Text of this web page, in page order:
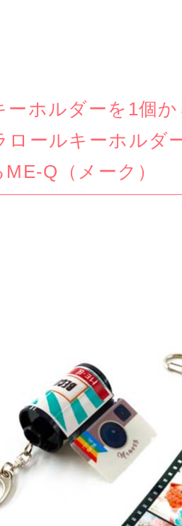
ーホルダーを1個
ロールキーホルダ
Q（メーク）